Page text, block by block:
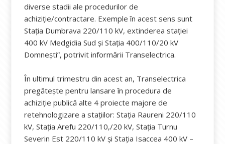
diverse stadii ale procedurilor de
achiziţie/contractare. Exemple în acest sens sunt
Staţia Dumbrava 220/110 kV, extinderea staţiei
400 kV Medgidia Sud şi Staţia 400/110/20 kV
Domneşti”, potrivit informării Transelectrica.
În ultimul trimestru din acest an, Transelectrica
pregăteşte pentru lansare în procedura de
achiziţie publică alte 4 proiecte majore de
retehnologizare a staţiilor: Staţia Raureni 220/110
kV, Staţia Arefu 220/110,/20 kV, Staţia Turnu
Severin Est 220/110 kV şi Staţia Isaccea 400 kV –